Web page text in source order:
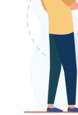
援者
走
2.3
3.
認定NPO
Learning
for All